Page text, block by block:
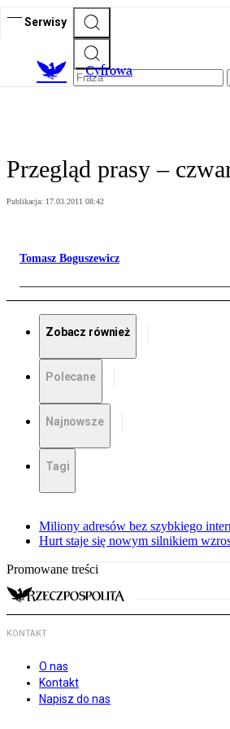
Serwisy
Cyfrowa
Przegląd prasy –
Publikacja: 17.03.2011 08:42
Tomasz Boguszewicz
Zobacz również
Polecane
Najnowsze
Tagi
Miliony adresów bez szybkiego
Hurt staje się nowym silnikiem
Promowane treści
KONTAKT
O nas
Kontakt
Napisz do nas